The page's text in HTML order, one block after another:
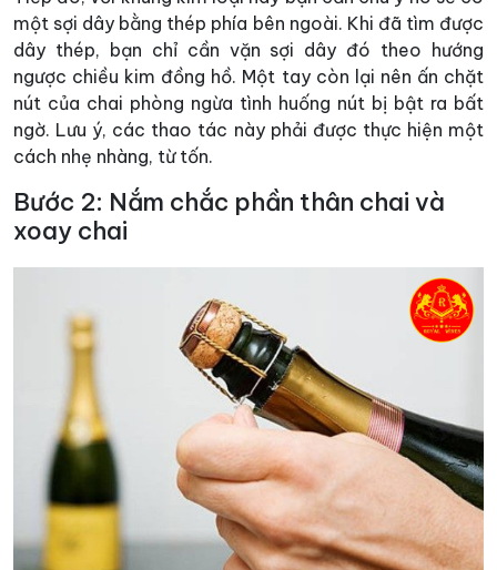
một sợi dây bằng thép phía bên ngoài. Khi đã tìm được
dây thép, bạn chỉ cần vặn sợi dây đó theo hướng
ngược chiều kim đồng hồ. Một tay còn lại nên ấn chặt
nút của chai phòng ngừa tình huống nút bị bật ra bất
ngờ. Lưu ý, các thao tác này phải được thực hiện một
cách nhẹ nhàng, từ tốn.
Bước 2: Nắm chắc phần thân chai và
xoay chai